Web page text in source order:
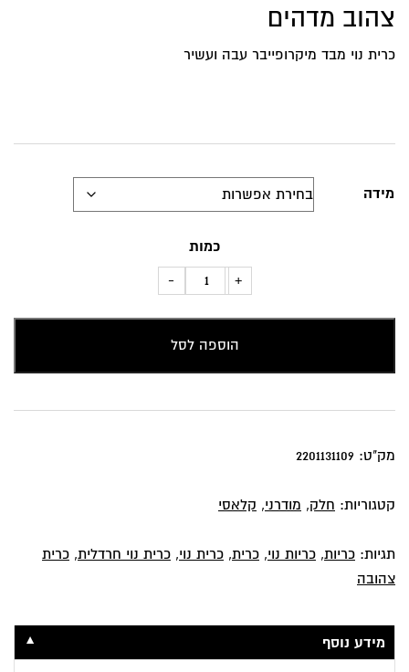
צהוב מדהים
כרית נוי מבד מיקרופייבר עבה ועשיר
מידה
כמות
+
כמות
נוי
דגם
מדהים
-
הוספה לסל
מק"ט: 2201131109
קטגוריות: חלק, מודרני, קלאסי
תגיות: כריות, כריות נוי, כרית, כרית נוי, כרית נוי חרדלית, כרית
צהובה
מידע נוסף ▼